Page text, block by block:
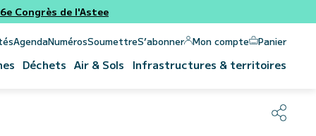
Congrès de l'Astee
AgendaNumérosSoumettreS’abonner Mon compte Panier
Déchets Air & Sols Infrastructures & territoires